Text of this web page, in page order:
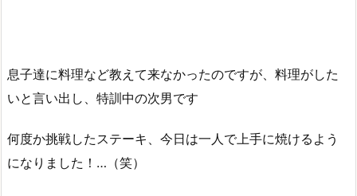
息子達に料理など教えて来なかったのですが、料理がした
いと言い出し、特訓中の次男です
何度か挑戦したステーキ、今日は一人で上手に焼けるよう
になりました！…（笑）